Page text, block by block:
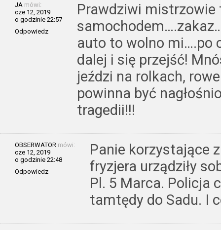
JA mówi:
cze 12, 2019
o godzinie 22:57
Odpowiedz
Prawdziwi mistrzowie
auto to wolno mi….po
dalej i się przejść!
jeździ na rolkach,
powinna być
tragedii!!!
OBSERWATOR mówi:
cze 12, 2019
o godzinie 22:48
Odpowiedz
Panie korzystające
fryzjera urządziły
Pl. 5 Marca. Policja
tamtędy do Sadu. I